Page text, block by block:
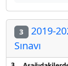
3 2019-
Sınavı